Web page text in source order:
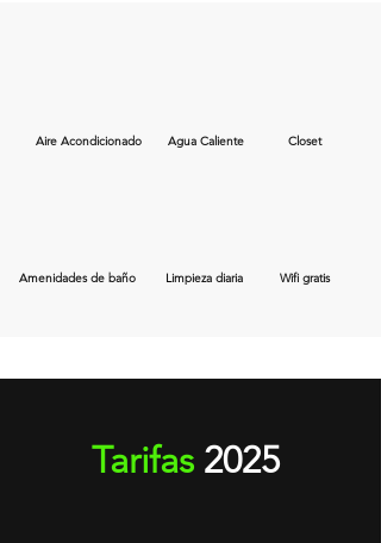
Aire Acondicionado Agua Caliente Closet
Amenidades de baño Limpieza diaria Wifi gratis
Tarifas 2025